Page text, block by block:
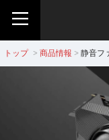
トップ > 商品情報 > 静音フ